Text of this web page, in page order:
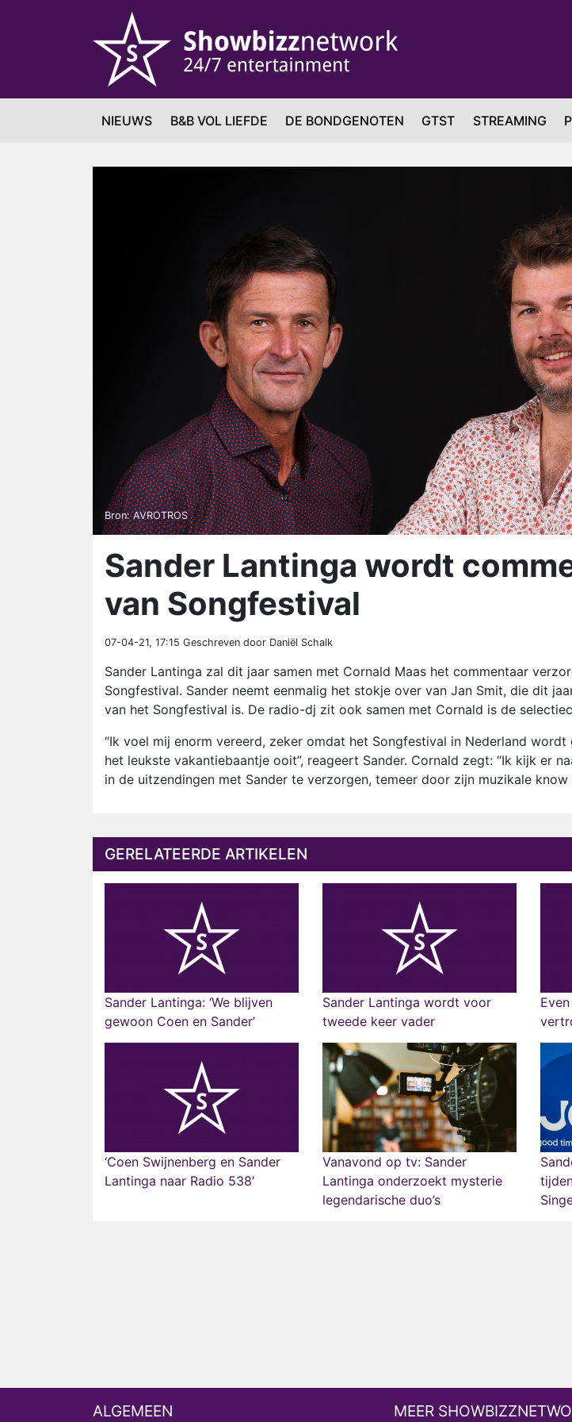
NIEUWS B&B VOL LIEFDE DE BONDGENOTEN GTST STREAMING
Bron: AVROTROS
Sander Lantinga wordt
van Songfestival
07-04-21, 17:15 Geschreven door Daniël Schalk
Sander Lantinga zal dit jaar samen met Cornald Maas het commentaar
Songfestival. Sander neemt eenmalig het stokje over van Jan Smit, die dit
van het Songfestival is. De radio-dj zit ook samen met Cornald is de
“Ik voel mij enorm vereerd, zeker omdat het Songfestival in Nederland
het leukste vakantiebaantje ooit”, reageert Sander. Cornald zegt: “Ik kijk er
in de uitzendingen met Sander te verzorgen, temeer door zijn muzikale know
GERELATEERDE ARTIKELEN
Sander Lantinga: ‘We blijven
gewoon Coen en Sander’
Sander Lantinga wordt voor
tweede keer vader
‘Coen Swijnenberg en Sander
Lantinga naar Radio 538′
Vanavond op tv: Sander
Lantinga onderzoekt mysterie
legendarische duo’s
ALGEMEEN MEER